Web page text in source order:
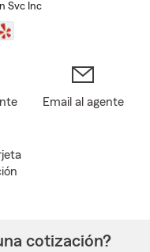
Svc Inc
Email al agente
cotización?